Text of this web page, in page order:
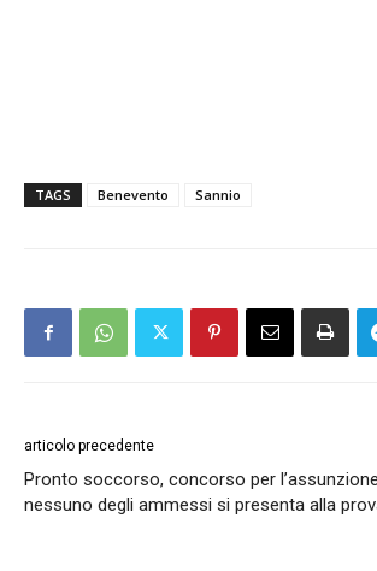
TAGS Benevento Sannio
articolo precedente
Pronto soccorso, concorso per
nessuno degli ammessi si presenta alla